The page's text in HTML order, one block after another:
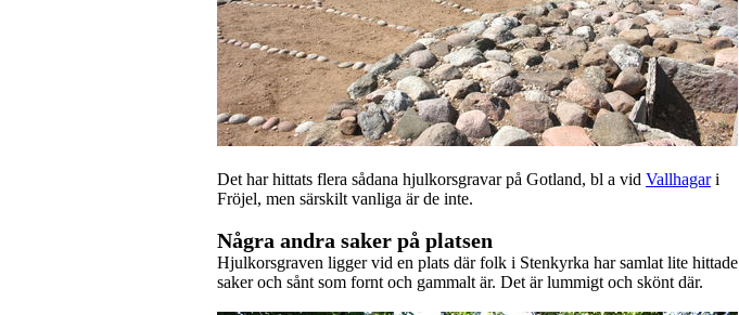
Det har hittats flera sådana hjulkorsgravar på Gotland, bl a vid Vallhagari
Fröjel, men särskilt vanliga är de inte.
Några andra saker på platsen
Hjulkorsgraven ligger vid en plats där folk i Stenkyrka har samlat lite hittade
saker och sånt som fornt och gammalt är. Det är lummigt och skönt där.